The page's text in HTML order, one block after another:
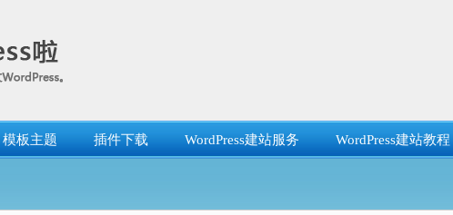
模板主题 插件下载 WordPress建站服务 WordPress建站教程